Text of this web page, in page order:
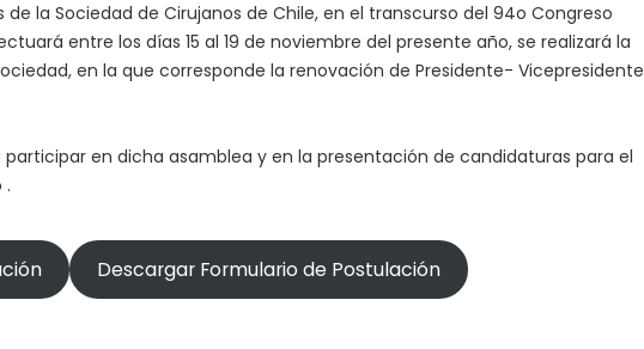
la Sociedad de Cirujanos de Chile, en el transcurso del 94o Congreso
entre los días 15 al 19 de noviembre del presente año, se realizará la
en la que corresponde la renovación de Presidente- Vicepresidente
en dicha asamblea y en la presentación de candidaturas para el
.
Descargar Formulario de Postulación